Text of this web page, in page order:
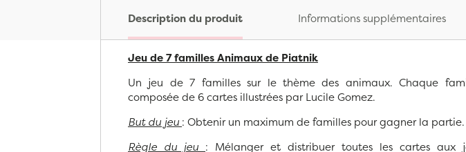
Description du produit Informations supplémentaires
Jeu de 7 familles Animaux de Piatnik
Un jeu de 7 familles sur le thème des animaux. Chaque
composée de 6 cartes illustrées par Lucile Gomez.
But du jeu : Obtenir un maximum de familles pour gagner la partie.
Règle du jeu : Mélanger et distribuer toutes les cartes aux